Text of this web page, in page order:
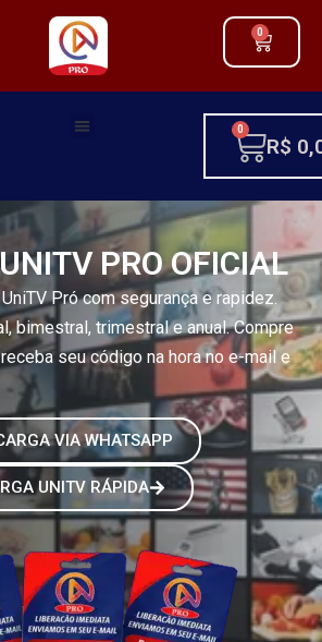
0
R$
0
PRO OFICIAL
Pró com segurança e rapidez.
bimestral, trimestral e anual. Compre
seu código na hora no e-mail e
VIA WHATSAPP
UNITV RÁPIDA